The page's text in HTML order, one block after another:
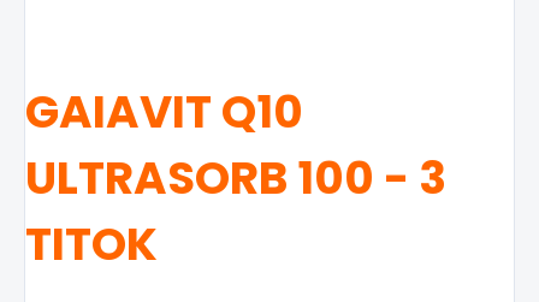
GAIAVIT Q10
ULTRASORB 100 - 3
TITOK